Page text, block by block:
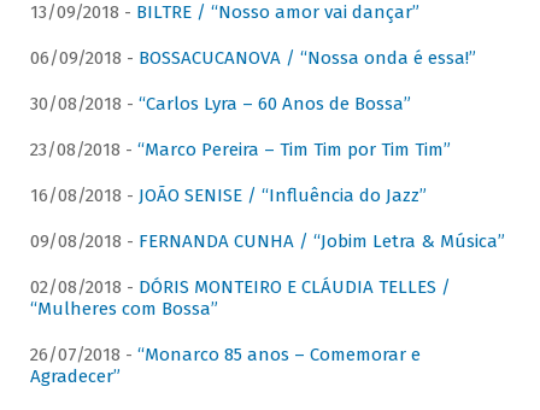
13/09/2018 - BILTRE / “Nosso amor vai dançar”
06/09/2018 - BOSSACUCANOVA / “Nossa onda é essa!”
30/08/2018 - “Carlos Lyra – 60 Anos de Bossa”
23/08/2018 - “Marco Pereira – Tim Tim por Tim Tim”
16/08/2018 - JOÃO SENISE / “Influência do Jazz”
09/08/2018 - FERNANDA CUNHA / “Jobim Letra & Música”
02/08/2018 - DÓRIS MONTEIRO E CLÁUDIA TELLES /
“Mulheres com Bossa”
26/07/2018 - “Monarco 85 anos – Comemorar e
Agradecer”